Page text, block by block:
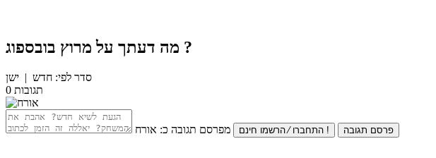
מה דעתך על מרוץ בובספוג ?
סדר לפי: חדש | ישן
0 תגובות
מפרסם תגובה כ: אורח התחברו ⁄ הרשמו חינם ! פרסם תגובה